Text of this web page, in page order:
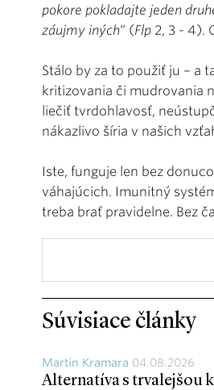
pokore pokladajte jeden
záujmy iných“ (Flp 2, 3 - 4).
Stálo by za to použiť ju – a
kritizovania či mudrovania
liečiť tvrdohlavosť,
nákazlivo šíria v našich
Iste, funguje len bez
váhajúcich. Imunitný
treba brať pravidelne. Bez
Súvisiace články
Martin Kramara 04.08.2026
Alternatíva s trvalejšou